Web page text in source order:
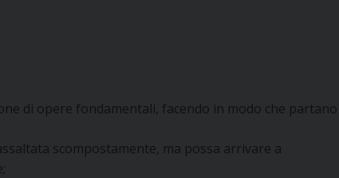
di opere fondamentali, facendo in modo che partano
scompostamente, ma possa arrivare a